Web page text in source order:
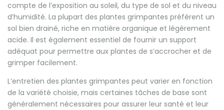
compte de l’exposition au soleil, du type de sol et du niveau
d’humidité. La plupart des plantes grimpantes préfèrent un
sol bien drainé, riche en matière organique et légèrement
acide. Il est également essentiel de fournir un support
adéquat pour permettre aux plantes de s’accrocher et de
grimper facilement.
L’entretien des plantes grimpantes peut varier en fonction
de la variété choisie, mais certaines tâches de base sont
généralement nécessaires pour assurer leur santé et leur